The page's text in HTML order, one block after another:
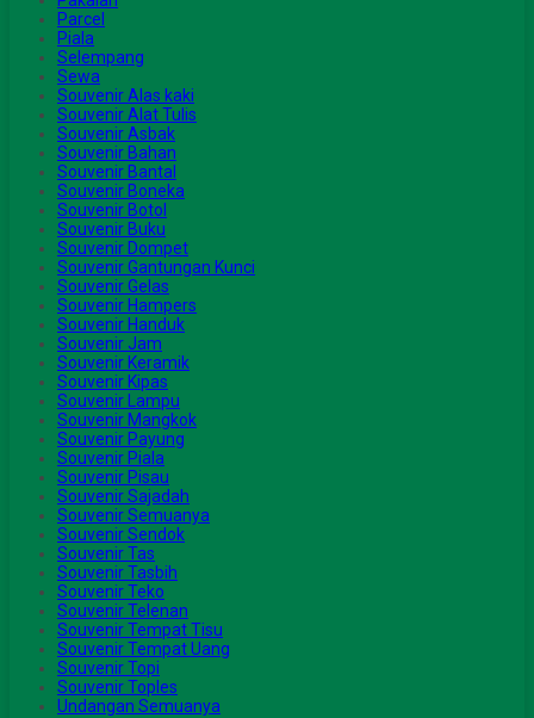
Parcel
Piala
Selempang
Sewa
Souvenir Alas kaki
Souvenir Alat Tulis
Souvenir Asbak
Souvenir Bahan
Souvenir Bantal
Souvenir Boneka
Souvenir Botol
Souvenir Buku
Souvenir Dompet
Souvenir Gantungan Kunci
Souvenir Gelas
Souvenir Hampers
Souvenir Handuk
Souvenir Jam
Souvenir Keramik
Souvenir Kipas
Souvenir Lampu
Souvenir Mangkok
Souvenir Payung
Souvenir Piala
Souvenir Pisau
Souvenir Sajadah
Souvenir Semuanya
Souvenir Sendok
Souvenir Tas
Souvenir Tasbih
Souvenir Teko
Souvenir Telenan
Souvenir Tempat Tisu
Souvenir Tempat Uang
Souvenir Topi
Souvenir Toples
Undangan Semuanya